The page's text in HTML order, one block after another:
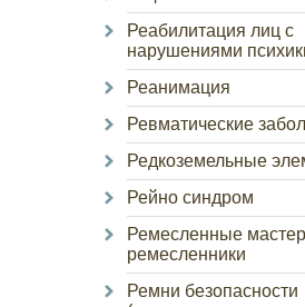
Реабилитация лиц с
нарушениями
Реанимация
Ревматические
Редкоземельные
Рейно синдром
Ремесленные
ремесленники
Ремни безопасности